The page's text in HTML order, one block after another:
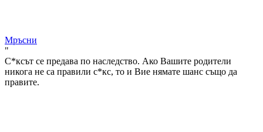
Мръсни
"
С*ксът се предава по наследство. Ако Вашите родители
никога не са правили с*кс, то и Вие нямате шанс също да
правите.